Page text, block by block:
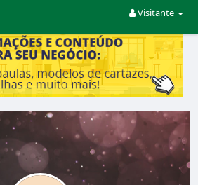
Visitante